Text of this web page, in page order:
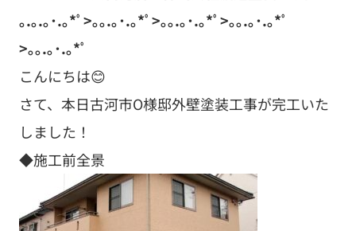
｡.｡.｡･.｡*ﾟ>｡｡.｡･.｡*ﾟ>｡｡.｡･.｡*ﾟ>｡｡.｡･.｡*ﾟ
>｡｡.｡･.｡*ﾟ
こんにちは😊
さて、本日古河市O様邸外壁塗装工事が完工いた
しました！
◆施工前全景